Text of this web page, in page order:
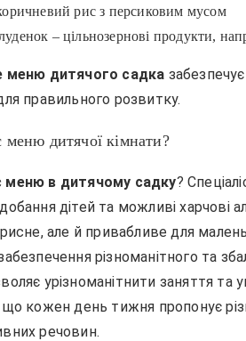
рис з персиковим мусом
– цільнозернові продукти,
меню дитячого садка
правильного розвитку.
меню дитячої кімнати?
в дитячому садку?
дітей та можливі
але й привабливе для
різноманітного та
урізноманітнити заняття
що кожен день тижня пропонує
речовин.